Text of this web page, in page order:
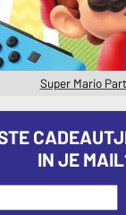
Super Mario
IN JE